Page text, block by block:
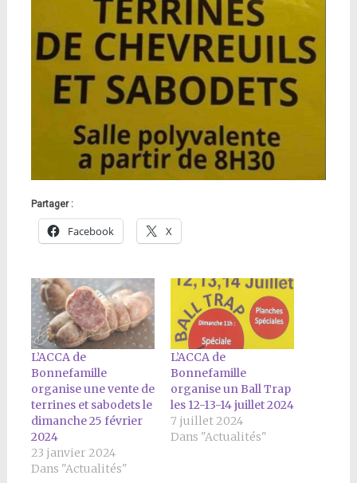
Partager :
Facebook X
L’ACCA de
Bonnefamille
organise une vente de
terrines et sabodets le
dimanche 25 février
2024
23 janvier 2024
Dans "Actualités"
L’ACCA de
Bonnefamille
organise un Ball Trap
les 12-13-14 juillet 2024
7 juillet 2024
Dans "Actualités"